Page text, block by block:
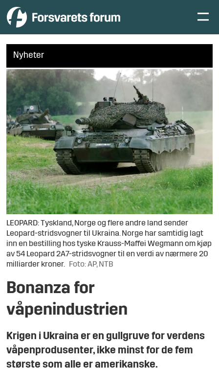
Nyheter
LEOPARD: Tyskland, Norge og flere andre land sender
Leopard-stridsvogner til Ukraina. Norge har samtidig lagt
inn en bestilling hos tyske Krauss-Maffei Wegmann om kjøp
av 54 Leopard 2A7-stridsvogner til en verdi av nærmere 20
milliarder kroner. Foto: AP, NTB
Bonanza for
våpenindustrien
Krigen i Ukraina er en gullgruve for verdens
våpenprodusenter, ikke minst for de fem
største som alle er amerikanske.